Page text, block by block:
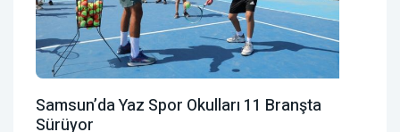
Samsun’da Yaz Spor Okulları 11 Branşta
Sürüyor